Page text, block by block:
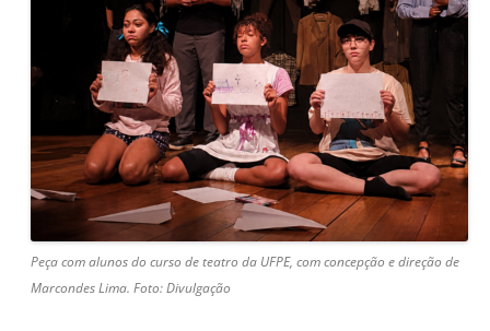
Peça com alunos do curso de teatro da UFPE, com concepção e direção de
Marcondes Lima. Foto: Divulgação